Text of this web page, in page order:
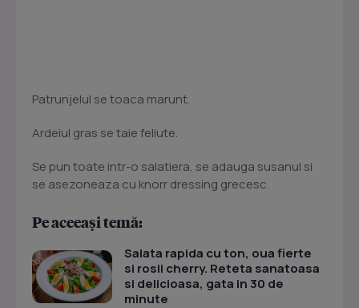
Patrunjelul se toaca marunt.
Ardeiul gras se taie feliute.
Se pun toate intr-o salatiera, se adauga susanul si
se asezoneaza cu knorr dressing grecesc.
Pe aceeași temă:
Salata rapida cu ton, oua fierte
si rosii cherry. Reteta sanatoasa
si delicioasa, gata in 30 de
minute